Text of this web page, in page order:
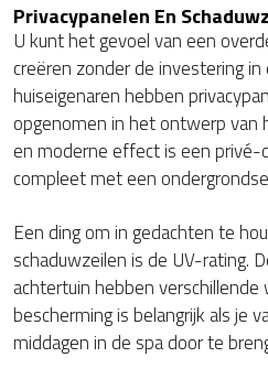
Privacypanelen En
U kunt het gevoel van een
creëren zonder de investering
huiseigenaren hebben
opgenomen in het ontwerp van
en moderne effect is een privé-
compleet met een
Een ding om in gedachten te
schaduwzeilen is de UV-rating.
achtertuin hebben
bescherming is belangrijk als je
middagen in de spa door te